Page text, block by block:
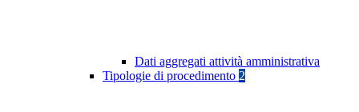
Dati aggregati attività amministrativa
Tipologie di procedimento 2